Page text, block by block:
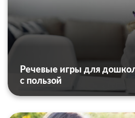
Речевые игры для
с пользой